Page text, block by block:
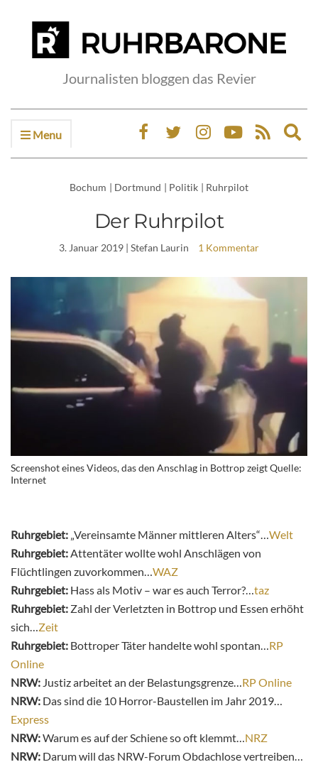
Journalisten bloggen das Revier
Menu
Bochum | Dortmund | Politik | Ruhrpilot
Der Ruhrpilot
3. Januar 2019 | Stefan Laurin 1 Kommentar
Screenshot eines Videos, das den Anschlag in Bottrop zeigt Quelle:
Internet
Ruhrgebiet: „Vereinsamte Männer mittleren Alters“…Welt
Ruhrgebiet:Attentäter wollte wohl Anschlägen von
Flüchtlingen zuvorkommen…WAZ
Ruhrgebiet: Hass als Motiv – war es auch Terror?…taz
Ruhrgebiet: Zahl der Verletzten in Bottrop und Essen erhöht
sich…Zeit
Ruhrgebiet: Bottroper Täter handelte wohl spontan…RP
Online
NRW: Justiz arbeitet an der Belastungsgrenze…RP Online
NRW: Das sind die 10 Horror-Baustellen im Jahr 2019…
Express
NRW:Warum es auf der Schiene so oft klemmt…NRZ
NRW: Darum will das NRW-Forum Obdachlose vertreiben…